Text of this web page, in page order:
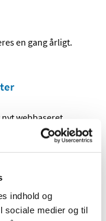
indhold og
sociale medier og til
en gang årligt.
webbaseret
…
dele af ATC-